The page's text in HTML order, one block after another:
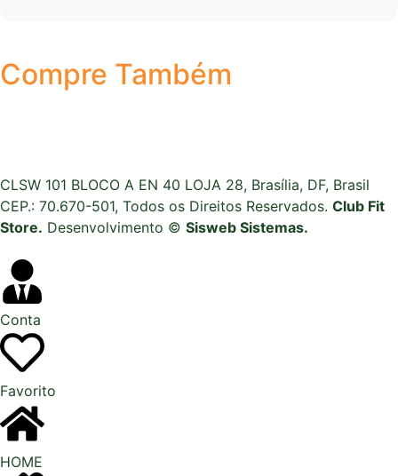
Compre Também
CLSW 101 BLOCO A EN 40 LOJA 28, Brasília, DF, Brasil
CEP.: 70.670-501, Todos os Direitos Reservados. Club Fit
Store. Desenvolvimento © Sisweb Sistemas.
Conta
Favorito
HOME